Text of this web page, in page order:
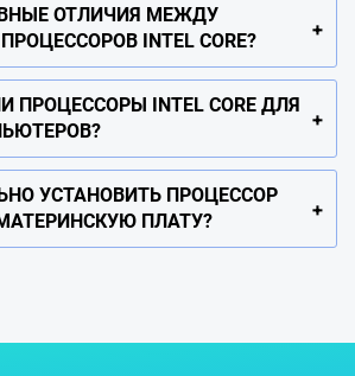
ОТЛИЧИЯ МЕЖДУ
INTEL CORE?
ПРОЦЕССОРЫ INTEL CORE ДЛЯ
УСТАНОВИТЬ ПРОЦЕССОР
МАТЕРИНСКУЮ ПЛАТУ?